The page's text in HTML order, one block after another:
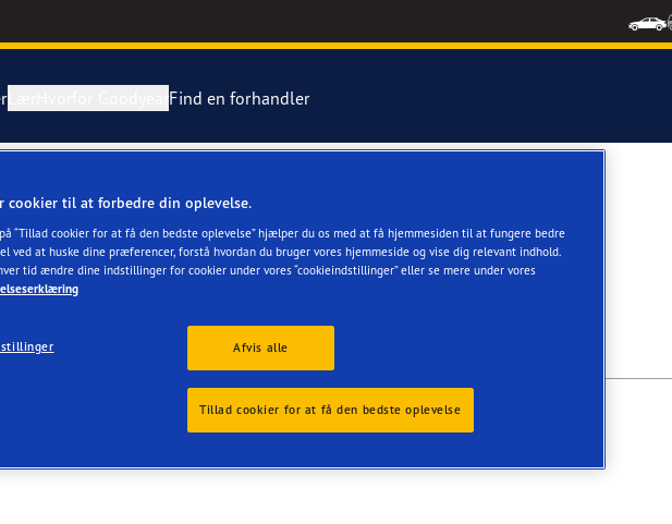
Lær
af en punktering
Hvorfor Goodyear
F1 Asymmetric 6
Find en forhandler
I/S
cookier til at forbedre din oplevelse.
“Tillad cookier for at få den bedste oplevelse” hjælper du os med at få hjemmesiden til at fungere bedre
ved at huske dine præferencer, forstå hvordan du bruger vores hjemmeside og vise dig relevant indhold.
tid ændre dine indstillinger for cookier under vores “cookieindstillinger” eller se mere under vores
Afvis alle
Tillad cookier for at få den bedste oplevelse